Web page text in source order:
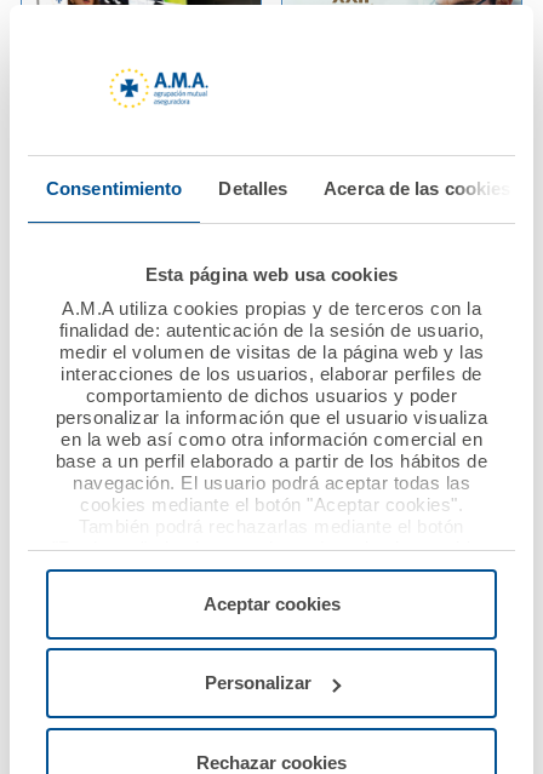
Consentimiento Detalles Acerca de las cookies
Esta página web usa cookies
A.M.A utiliza cookies propias y de terceros con la
finalidad de: autenticación de la sesión de usuario,
medir el volumen de visitas de la página web y las
interacciones de los usuarios, elaborar perfiles de
comportamiento de dichos usuarios y poder
personalizar la información que el usuario visualiza
en la web así como otra información comercial en
base a un perfil elaborado a partir de los hábitos de
navegación. El usuario podrá aceptar todas las
cookies mediante el botón "Aceptar cookies".
También podrá rechazarlas mediante el botón
"Rechazar", donde se rechazarán todas las cookies
menos las necesarias para permitir el acceso a los
configurarlas usando el botón “Personalizar".
Aceptar cookies
Personalizar
Rechazar cookies
apoyo a los
profesionales
Jornadas PostMIR del
Grupo CTO
Ver noticia
impulsa la
investigación
euros en la XXII
Edición de sus
Premios Científicos
Ver noticia
refuerza su seguro de
A.M.A. refuerza su
posicionamiento como
una de las